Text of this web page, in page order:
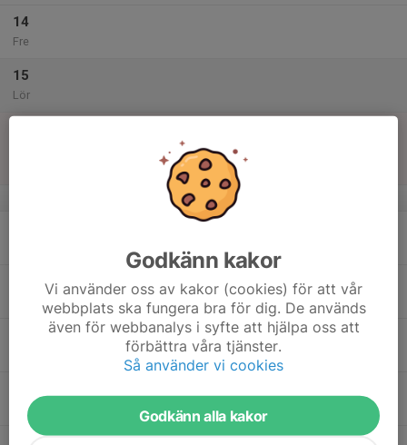
14
Fre
15
Lör
Division 2 Dam Sydöstra Götaland
Smörlyckans IP Plan 5
v.34
Tor
Godkänn kakor
Vi använder oss av kakor (cookies) för att vår
webbplats ska fungera bra för dig. De används
även för webbanalys i syfte att hjälpa oss att
förbättra våra tjänster.
Så använder vi cookies
Godkänn alla kakor